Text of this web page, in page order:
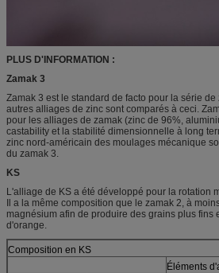
PLUS D'INFORMATION :
Zamak 3
Zamak 3 est le standard de facto pour la série
autres alliages de zinc sont comparés à ceci.
pour les alliages de zamak (zinc de 96%,
castability et la stabilité dimensionnelle à long
zinc nord-américain des moulages mécanique
du zamak 3.
KS
L'alliage de KS a été développé pour la rotation
Il a la même composition que le zamak 2, à
magnésium afin de produire des grains plus fins
d'orange.
Composition en KS
Éléments